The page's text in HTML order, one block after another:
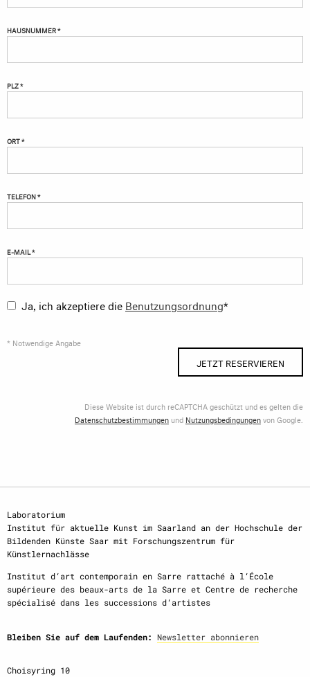
HAUSNUMMER *
PLZ *
ORT *
TELEFON *
E-MAIL *
Ja, ich akzeptiere die Benutzungsordnung*
* Notwendige Angabe
JETZT RESERVIEREN
Diese Website ist durch reCAPTCHA geschützt und es gelten die
Datenschutzbestimmungen und Nutzungsbedingungenvon Google.
Laboratorium
Institut für aktuelle Kunst im Saarland an der Hochschule der
Bildenden Künste Saar mit Forschungszentrum für
Künstlernachlässe
Institut d‘art contemporain en Sarre rattaché à l‘École
supérieure des beaux-arts de la Sarre et Centre de recherche
spécialisé dans les successions d‘artistes
Bleiben Sie auf dem Laufenden: Newsletter abonnieren
Choisyring 10